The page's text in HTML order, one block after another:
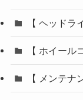
【 ヘッドラ
【 ホイール
【 メンテナ